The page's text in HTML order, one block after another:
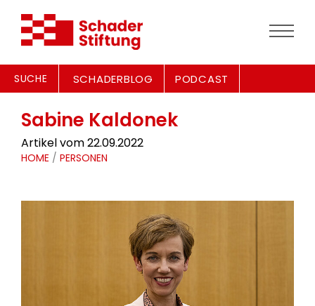
SUCHE SCHADERBLOG PODCAST
Sabine Kaldonek
Artikel vom 22.09.2022
HOME / PERSONEN